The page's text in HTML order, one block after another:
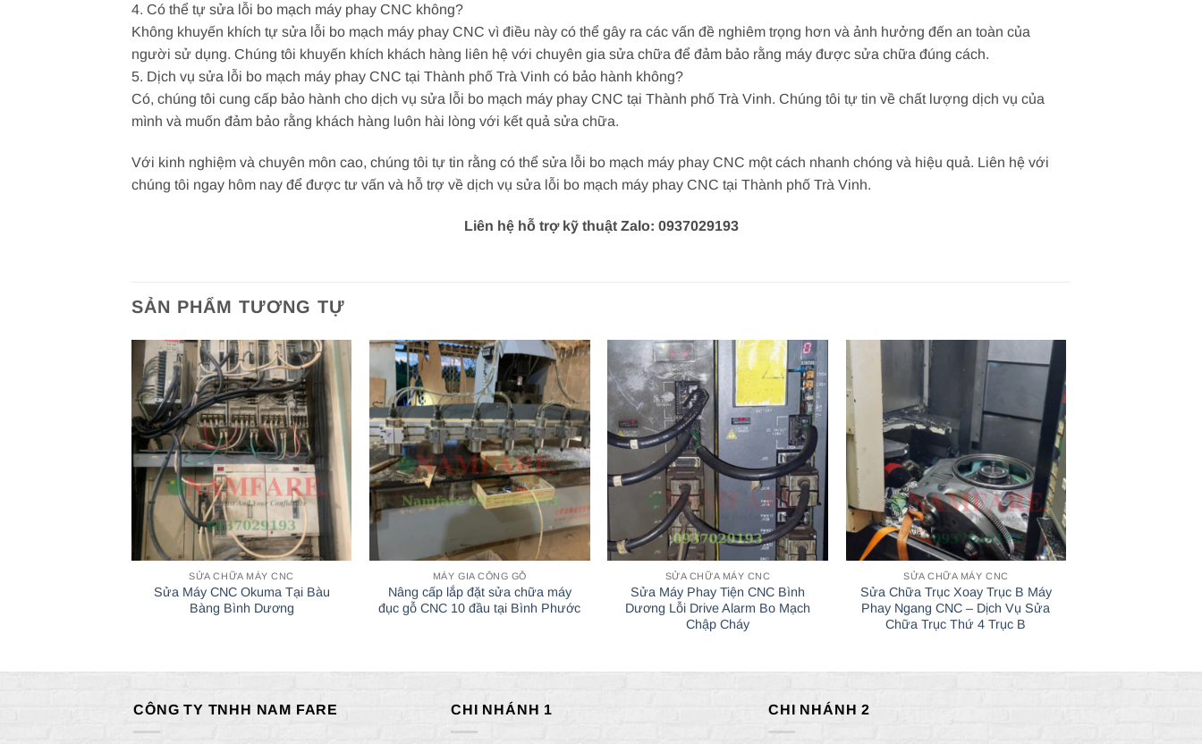
4. Có thể tự sửa lỗi bo mạch máy phay CNC không?
Không khuyến khích tự sửa lỗi bo mạch máy phay CNC vì điều này có thể gây ra các vấn đề nghiêm trọng hơn và ảnh hưởng đến an toàn của
người sử dụng. Chúng tôi khuyến khích khách hàng liên hệ với chuyên gia sửa chữa để đảm bảo rằng máy được sửa chữa đúng cách.
5. Dịch vụ sửa lỗi bo mạch máy phay CNC tại Thành phố Trà Vinh có bảo hành không?
Có, chúng tôi cung cấp bảo hành cho dịch vụ sửa lỗi bo mạch máy phay CNC tại Thành phố Trà Vinh. Chúng tôi tự tin về chất lượng dịch vụ của
mình và muốn đảm bảo rằng khách hàng luôn hài lòng với kết quả sửa chữa.
Với kinh nghiệm và chuyên môn cao, chúng tôi tự tin rằng có thể sửa lỗi bo mạch máy phay CNC một cách nhanh chóng và hiệu quả. Liên hệ với
chúng tôi ngay hôm nay để được tư vấn và hỗ trợ về dịch vụ sửa lỗi bo mạch máy phay CNC tại Thành phố Trà Vinh.
Liên hệ hỗ trợ kỹ thuật Zalo: 0937029193
SẢN PHẨM TƯƠNG TỰ
SỬA CHỮA MÁY CNC
Sửa Máy CNC Okuma Tại Bàu
Bàng Bình Dương
MÁY GIA CÔNG GỖ
Nâng cấp lắp đặt sửa chữa máy
đục gỗ CNC 10 đầu tại Bình Phước
SỬA CHỮA MÁY CNC
Sửa Máy Phay Tiện CNC Bình
Dương Lỗi Drive Alarm Bo Mạch
Chập Cháy
SỬA CHỮA MÁY CNC
Sửa Chữa Trục Xoay Trục B Máy
Phay Ngang CNC – Dịch Vụ Sửa
Chữa Trục Thứ 4 Trục B
CÔNG TY TNHH NAM FARE CHI NHÁNH 1 CHI NHÁNH 2